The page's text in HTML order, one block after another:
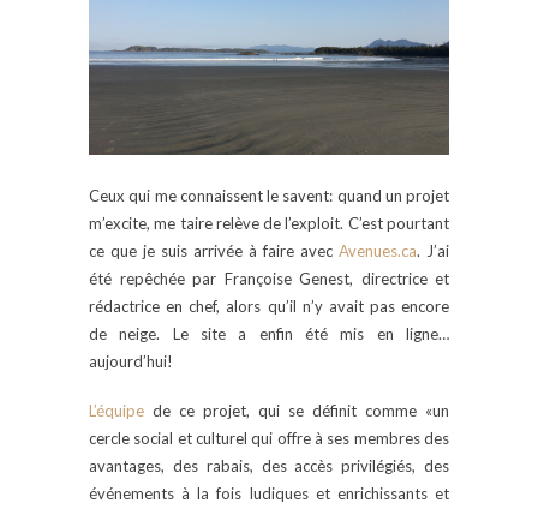
Ceux qui me connaissent le savent: quand un projet
m’excite, me taire relève de l’exploit. C’est pourtant
ce que je suis arrivée à faire avec Avenues.ca. J’ai
été repêchée par Françoise Genest, directrice et
rédactrice en chef, alors qu’il n’y avait pas encore
de neige. Le site a enfin été mis en ligne…
aujourd’hui!
L’équipe de ce projet, qui se définit comme «un
cercle social et culturel qui offre à ses membres des
avantages, des rabais, des accès privilégiés, des
événements à la fois ludiques et enrichissants et